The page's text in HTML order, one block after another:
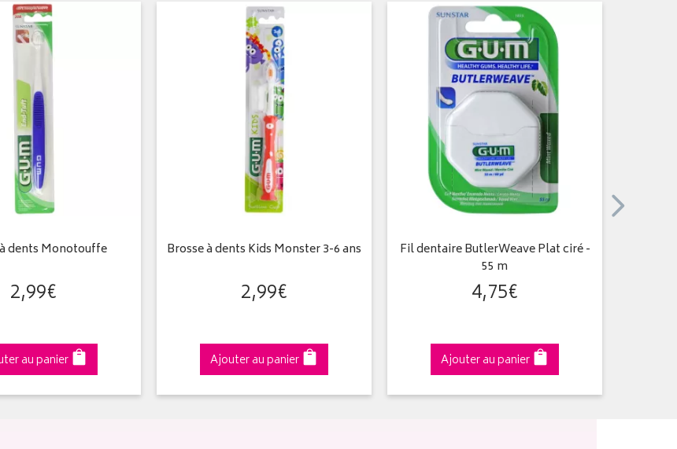
dents Monotouffe
2,99€
au panier
Brosse à dents Kids Monster 3-6 ans
2,99€
Ajouter au panier
Fil dentaire ButlerWeave Plat ciré -
55 m
4,75€
Ajouter au panier